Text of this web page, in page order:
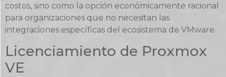
costos, sino como la opción económicamente racional
para organizaciones que no necesitan las
integraciones específicas del ecosistema de VMware.
Licenciamiento de Proxmox
VE